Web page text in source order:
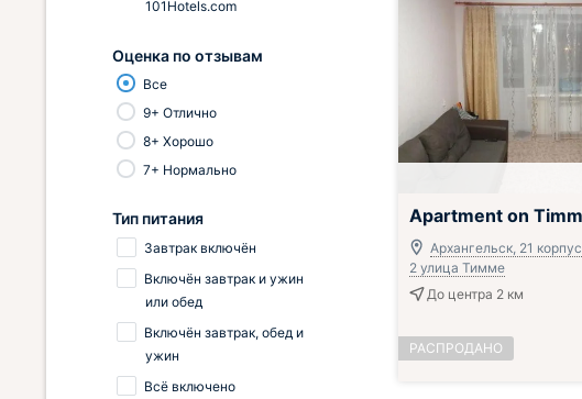
Apartment on
Архангельск, 21 корпус
2 улица Тимме
До центра 2 км
РАСПРОДАНО
101Hotels.com
Оценка по отзывам
Все
9+ Отлично
8+ Хорошо
7+ Нормально
Тип питания
Завтрак включён
Включён завтрак и ужин
или обед
Включён завтрак, обед и
ужин
Всё включено